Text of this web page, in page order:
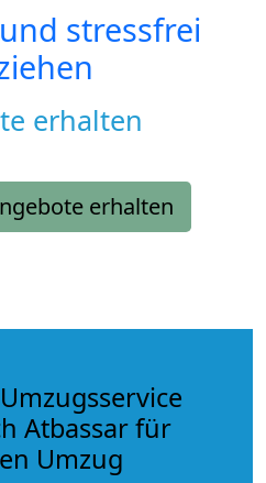
stressfrei
erhalten
erhalten
Atbassar für
Umzug